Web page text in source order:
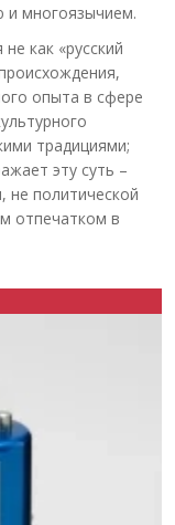
и многоязычием.
как «русский
опыта в сфере
традициями;
эту суть –
не политической
отпечатком в